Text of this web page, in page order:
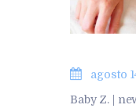
agosto
Baby Z. |